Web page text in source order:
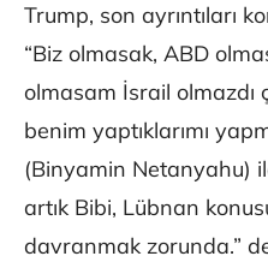
Trump, son ayrıntıları
“Biz olmasak, ABD
olmasam İsrail olmazdı
benim yaptıklarımı
(Binyamin Netanyahu)
artık Bibi, Lübnan
davranmak zorunda.”